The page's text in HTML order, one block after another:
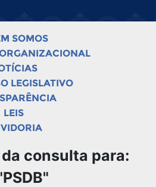
SOMOS
LEGISLATIVO
LEIS
consulta para: